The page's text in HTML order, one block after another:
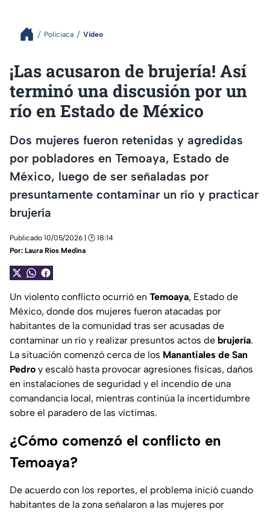
Policiaca Video
¡Las acusaron de brujería! Así
terminó una discusión por un
río en Estado de México
Dos mujeres fueron retenidas y agredidas
por pobladores en Temoaya, Estado de
México, luego de ser señaladas por
presuntamente contaminar un río y practicar
brujería
Publicado 10/05/2026 | 🕑 18:14
Por: Laura Ríos Medina
Un violento conflicto ocurrió en Temoaya, Estado de
México, donde dos mujeres fueron atacadas por
habitantes de la comunidad tras ser acusadas de
contaminar un río y realizar presuntos actos de brujería.
La situación comenzó cerca de los Manantiales de San
Pedro y escaló hasta provocar agresiones físicas, daños
en instalaciones de seguridad y el incendio de una
comandancia local, mientras continúa la incertidumbre
sobre el paradero de las víctimas.
¿Cómo comenzó el conflicto en
Temoaya?
De acuerdo con los reportes, el problema inició cuando
habitantes de la zona señalaron a las mujeres por